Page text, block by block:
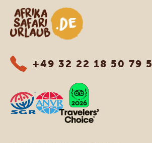
Afrika Safari Urlaub
+49 32 22 18 50 79 5